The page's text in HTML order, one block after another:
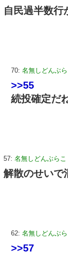
自民過半数行
70: 名無しどんぶら
>>55
続投確定だ
57: 名無しどんぶらこ
解散のせいで
62: 名無しどんぶら
>>57